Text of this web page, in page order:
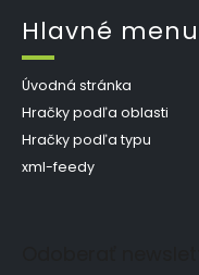
Hlavné menu
Úvodná stránka
Hračky podľa oblasti
Hračky podľa typu
xml-feedy